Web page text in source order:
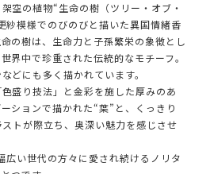
空の植物“生命の樹（ツリー・オブ・
紗模様でのびのびと描いた異国情緒香
の樹は、生命力と子孫繁栄の象徴とし
界中で珍重された伝統的なモチーフ。
どにも多く描かれています。
盛り技法」と金彩を施した厚みのあ
ションで描かれた“葉”と、くっきり
トが際立ち、奥深い魅力を感じさせ
広い世代の方々に愛され続けるノリタ